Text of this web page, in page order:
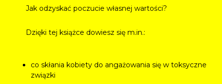
Jak odzyskać poczucie własnej wartości?
Dzięki tej książce dowiesz się m.in.:
co skłania kobiety do angażowania się w toksyczne
związki